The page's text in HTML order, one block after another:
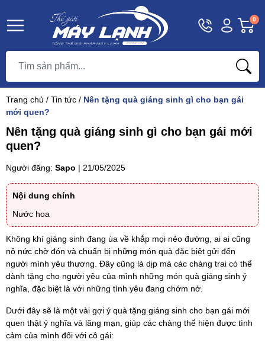
Hotline
1800
Tài
khoản
Khách
0
Trang chủ / Tin tức / Nên tặng quà giáng sinh gì cho bạn gái
mới quen?
Nên tặng quà giáng sinh gì cho bạn gái mới
quen?
Người đăng: Sapo | 21/05/2025
Nội dung chính
Nước hoa
Không khí giáng sinh đang ùa về khắp mọi nẻo đường, ai ai cũng
nô nức chờ đón và chuẩn bị những món quà đặc biệt gửi đến
người mình yêu thương. Đây cũng là dịp mà các chàng trai có thể
dành tặng cho người yêu của mình những món quà giáng sinh ý
nghĩa, đặc biệt là với những tình yêu đang chớm nở.
Dưới đây sẽ là một vài gợi ý quà tặng giáng sinh cho bạn gái mới
quen thật ý nghĩa và lãng mạn, giúp các chàng thể hiện được tình
cảm của mình đối với cô gái: